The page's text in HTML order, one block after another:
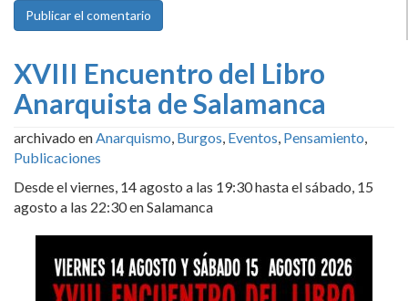
XVIII Encuentro del Libro
Anarquista de Salamanca
archivado enAnarquismo, Burgos, Eventos, Pensamiento,
Publicaciones
Desde el viernes, 14 agosto a las 19:30 hasta el sábado, 15
agosto a las 22:30 en Salamanca